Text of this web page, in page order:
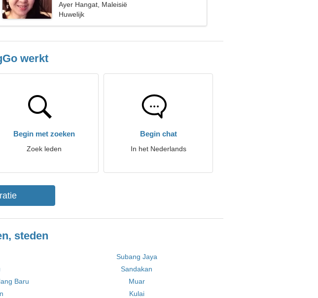
geschiedenis
Ayer Hangat, Maleisië
Huwelijk
werkt
Begin met zoeken
Zoek leden
Begin chat
In het Nederlands
steden
Subang Jaya
Sandakan
Baru
Muar
Kulai